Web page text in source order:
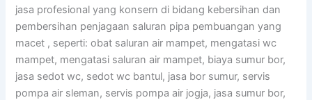
jasa profesional yang konsern di bidang kebersihan dan
pembersihan penjagaan saluran pipa pembuangan yang
macet , seperti: obat saluran air mampet, mengatasi wc
mampet, mengatasi saluran air mampet, biaya sumur bor,
jasa sedot wc, sedot wc bantul, jasa bor sumur, servis
pompa air sleman, servis pompa air jogja, jasa sumur bor,